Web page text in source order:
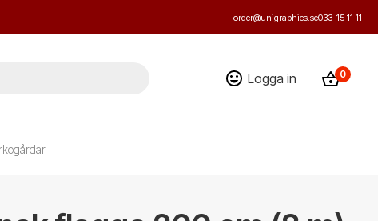
order@unigraphics.se033-15 11 11
Logga in 0